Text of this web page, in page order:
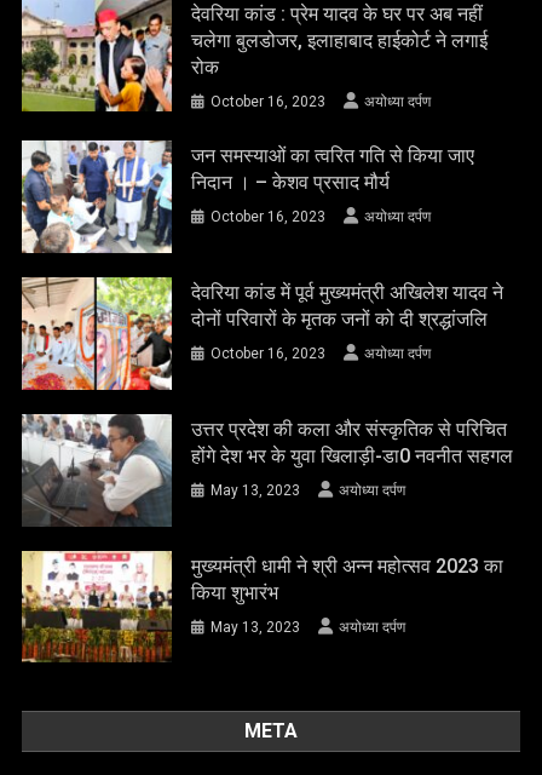
देवरिया कांड : प्रेम यादव के घर पर अब नहीं
चलेगा बुलडोजर, इलाहाबाद हाईकोर्ट ने लगाई
रोक
October 16, 2023 अयोध्या दर्पण
जन समस्याओं का त्वरित गति से किया जाए
निदान । – केशव प्रसाद मौर्य
October 16, 2023 अयोध्या दर्पण
देवरिया कांड में पूर्व मुख्यमंत्री अखिलेश यादव ने
दोनों परिवारों के मृतक जनों को दी श्रद्धांजलि
October 16, 2023 अयोध्या दर्पण
उत्तर प्रदेश की कला और संस्कृतिक से परिचित
होंगे देश भर के युवा खिलाड़ी-डा0 नवनीत सहगल
May 13, 2023 अयोध्या दर्पण
मुख्यमंत्री धामी ने श्री अन्न महोत्सव 2023 का
किया शुभारंभ
May 13, 2023 अयोध्या दर्पण
META